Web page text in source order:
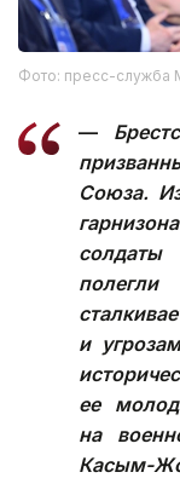
Фото: пресс-служба
—
Союза.
солдаты
и
ее
на
Касым-